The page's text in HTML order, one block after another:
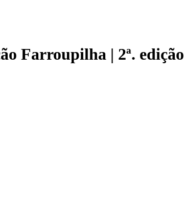
Farroupilha | 2ª. edição